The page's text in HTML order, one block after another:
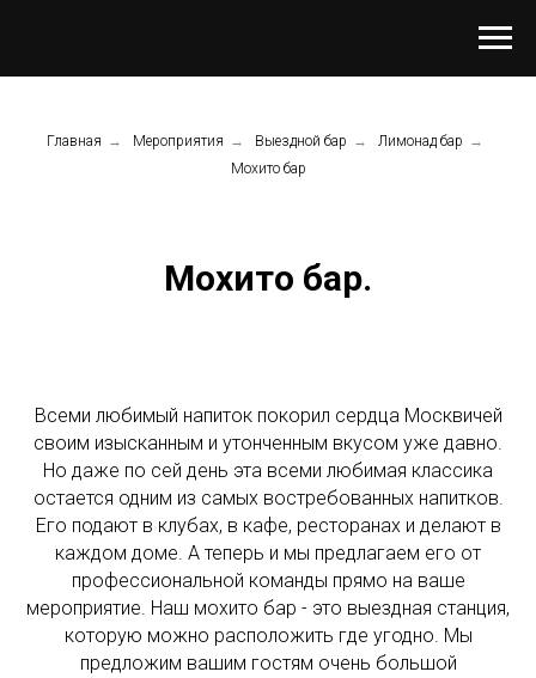
Главная → Мероприятия → Выездной бар → Лимонад бар →
Мохито бар
Мохито бар.
Всеми любимый напиток покорил сердца Москвичей
своим изысканным и утонченным вкусом уже давно.
Но даже по сей день эта всеми любимая классика
остается одним из самых востребованных напитков.
Его подают в клубах, в кафе, ресторанах и делают в
каждом доме. А теперь и мы предлагаем его от
профессиональной команды прямо на ваше
мероприятие. Наш мохито бар - это выездная станция,
которую можно расположить где угодно. Мы
предложим вашим гостям очень большой